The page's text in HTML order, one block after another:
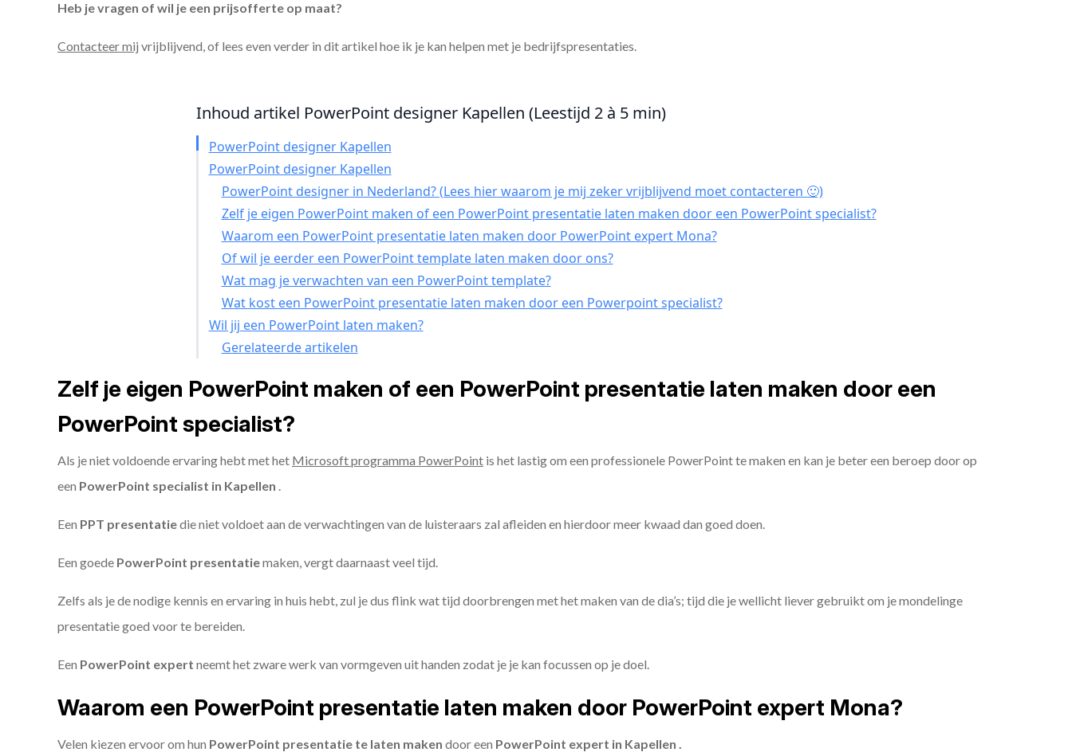
Heb je vragen of wil je een prijsofferte op maat?
Contacteer mij vrijblijvend, of lees even verder in dit artikel hoe ik je kan helpen met je bedrijfspresentaties.
Inhoud artikel PowerPoint designer Kapellen (Leestijd 2 à 5 min)
PowerPoint designer Kapellen
PowerPoint designer Kapellen
PowerPoint designer in Nederland? (Lees hier waarom je mij zeker vrijblijvend moet contacteren 🙂)
Zelf je eigen PowerPoint maken of een PowerPoint presentatie laten maken door een PowerPoint specialist?
Waarom een PowerPoint presentatie laten maken door PowerPoint expert Mona?
Of wil je eerder een PowerPoint template laten maken door ons?
Wat mag je verwachten van een PowerPoint template?
Wat kost een PowerPoint presentatie laten maken door een Powerpoint specialist?
Wil jij een PowerPoint laten maken?
Gerelateerde artikelen
Zelf je eigen PowerPoint maken of een PowerPoint presentatie laten maken door een
PowerPoint specialist?
Als je niet voldoende ervaring hebt met het Microsoft programma PowerPoint is het lastig om een professionele PowerPoint te maken en kan je beter een beroep door op
een PowerPoint specialist in Kapellen .
Een PPT presentatiedie niet voldoet aan de verwachtingen van de luisteraars zal afleiden en hierdoor meer kwaad dan goed doen.
Een goede PowerPoint presentatiemaken, vergt daarnaast veel tijd.
Zelfs als je de nodige kennis en ervaring in huis hebt, zul je dus flink wat tijd doorbrengen met het maken van de dia’s; tijd die je wellicht liever gebruikt om je mondelinge
presentatie goed voor te bereiden.
Een PowerPoint expert neemt het zware werk van vormgeven uit handen zodat je je kan focussen op je doel.
Waarom een PowerPoint presentatie laten maken door PowerPoint expert Mona?
Velen kiezen ervoor om hun PowerPoint presentatie te laten maken door een PowerPoint expert in Kapellen .